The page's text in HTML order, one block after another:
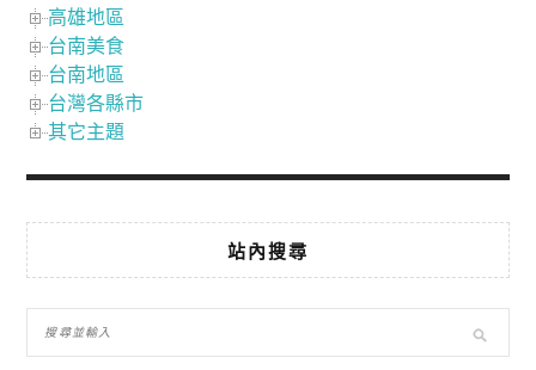
高雄地區
台南美食
台南地區
台灣各縣市
其它主題
站內搜尋